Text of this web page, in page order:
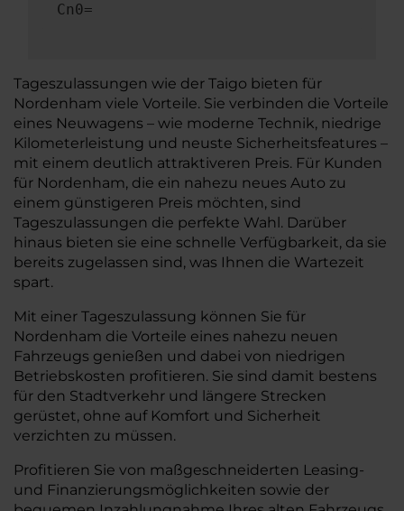
Cn0=
Tageszulassungen wie der Taigo bieten für
Nordenham viele Vorteile. Sie verbinden die Vorteile
eines Neuwagens – wie moderne Technik, niedrige
Kilometerleistung und neuste Sicherheitsfeatures –
mit einem deutlich attraktiveren Preis. Für Kunden
für Nordenham, die ein nahezu neues Auto zu
einem günstigeren Preis möchten, sind
Tageszulassungen die perfekte Wahl. Darüber
hinaus bieten sie eine schnelle Verfügbarkeit, da sie
bereits zugelassen sind, was Ihnen die Wartezeit
spart.
Mit einer Tageszulassung können Sie für
Nordenham die Vorteile eines nahezu neuen
Fahrzeugs genießen und dabei von niedrigen
Betriebskosten profitieren. Sie sind damit bestens
für den Stadtverkehr und längere Strecken
gerüstet, ohne auf Komfort und Sicherheit
verzichten zu müssen.
Profitieren Sie von maßgeschneiderten Leasing-
und Finanzierungsmöglichkeiten sowie der